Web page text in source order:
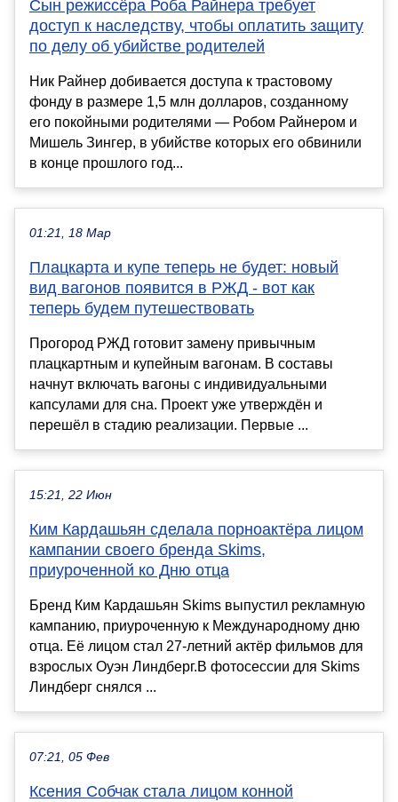
Сын режиссёра Роба Райнера требует
доступ к наследству, чтобы оплатить защиту
по делу об убийстве родителей
Ник Райнер добивается доступа к трастовому
фонду в размере 1,5 млн долларов, созданному
его покойными родителями — Робом Райнером и
Мишель Зингер, в убийстве которых его обвинили
в конце прошлого год...
01:21, 18 Мар
Плацкарта и купе теперь не будет: новый
вид вагонов появится в РЖД - вот как
теперь будем путешествовать
Прогород РЖД готовит замену привычным
плацкартным и купейным вагонам. В составы
начнут включать вагоны с индивидуальными
капсулами для сна. Проект уже утверждён и
перешёл в стадию реализации. Первые ...
15:21, 22 Июн
Ким Кардашьян сделала порноактёра лицом
кампании своего бренда Skims,
приуроченной ко Дню отца
Бренд Ким Кардашьян Skims выпустил рекламную
кампанию, приуроченную к Международному дню
отца. Её лицом стал 27-летний актёр фильмов для
взрослых Оуэн Линдберг.В фотосессии для Skims
Линдберг снялся ...
07:21, 05 Фев
Ксения Собчак стала лицом конной